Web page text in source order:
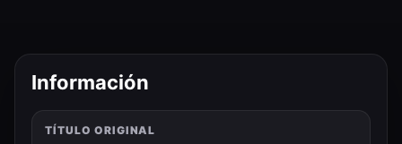
Información
TÍTULO ORIGINAL